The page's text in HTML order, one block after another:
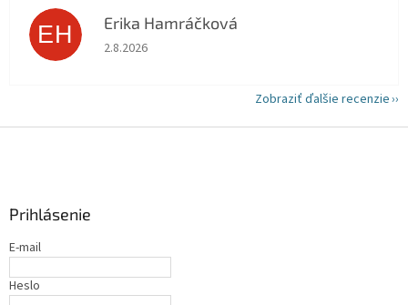
EH Erika Hamráčková
Hodnotenie obchodu je 5 z 5 hviezdičiek.
2.8.2026
Zobraziť ďalšie recenzie
Prihlásenie
E-mail
Heslo